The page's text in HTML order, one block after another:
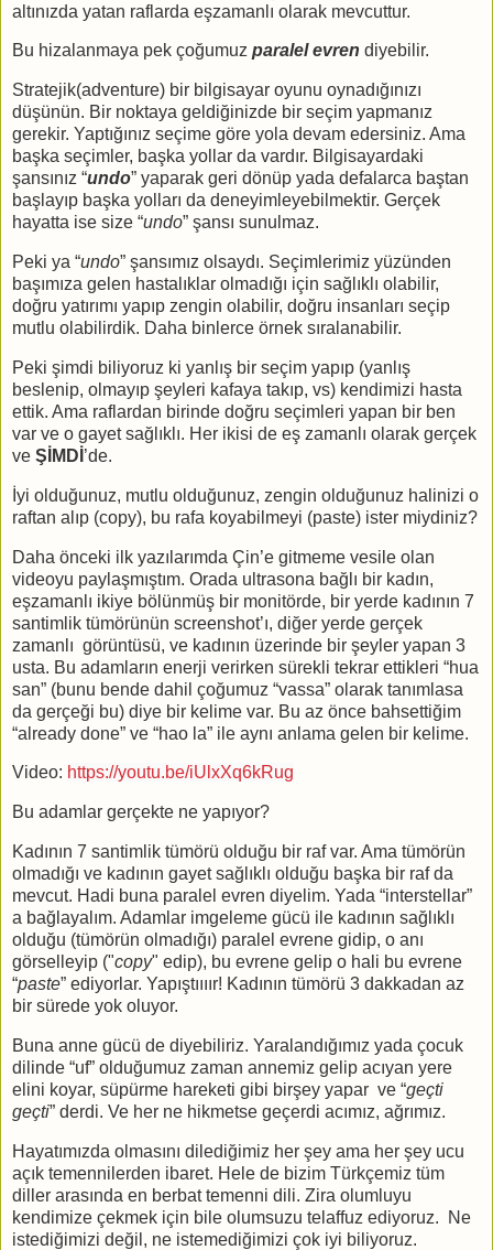
altınızda yatan raflarda eşzamanlı olarak mevcuttur.
Bu hizalanmaya pek çoğumuz paralel evren diyebilir.
Stratejik(adventure) bir bilgisayar oyunu oynadığınızı
düşünün. Bir noktaya geldiğinizde bir seçim yapmanız
gerekir. Yaptığınız seçime göre yola devam edersiniz. Ama
başka seçimler, başka yollar da vardır. Bilgisayardaki
şansınız “undo” yaparak geri dönüp yada defalarca baştan
başlayıp başka yolları da deneyimleyebilmektir. Gerçek
hayatta ise size “undo” şansı sunulmaz.
Peki ya “undo” şansımız olsaydı. Seçimlerimiz yüzünden
başımıza gelen hastalıklar olmadığı için sağlıklı olabilir,
doğru yatırımı yapıp zengin olabilir, doğru insanları seçip
mutlu olabilirdik. Daha binlerce örnek sıralanabilir.
Peki şimdi biliyoruz ki yanlış bir seçim yapıp (yanlış
beslenip, olmayıp şeyleri kafaya takıp, vs) kendimizi hasta
ettik. Ama raflardan birinde doğru seçimleri yapan bir ben
var ve o gayet sağlıklı. Her ikisi de eş zamanlı olarak gerçek
ve ŞİMDİ ’de.
İyi olduğunuz, mutlu olduğunuz, zengin olduğunuz halinizi o
raftan alıp (copy), bu rafa koyabilmeyi (paste) ister miydiniz?
Daha önceki ilk yazılarımda Çin’e gitmeme vesile olan
videoyu paylaşmıştım. Orada ultrasona bağlı bir kadın,
eşzamanlı ikiye bölünmüş bir monitörde, bir yerde kadının 7
santimlik tümörünün screenshot’ı, diğer yerde gerçek
zamanlı görüntüsü, ve kadının üzerinde bir şeyler yapan 3
usta. Bu adamların enerji verirken sürekli tekrar ettikleri “hua
san” (bunu bende dahil çoğumuz “vassa” olarak tanımlasa
da gerçeği bu) diye bir kelime var. Bu az önce bahsettiğim
“already done” ve “hao la” ile aynı anlama gelen bir kelime.
Video: https://youtu.be/iUlxXq6kRug
Bu adamlar gerçekte ne yapıyor?
Kadının 7 santimlik tümörü olduğu bir raf var. Ama tümörün
olmadığı ve kadının gayet sağlıklı olduğu başka bir raf da
mevcut. Hadi buna paralel evren diyelim. Yada “interstellar”
a bağlayalım. Adamlar imgeleme gücü ile kadının sağlıklı
olduğu (tümörün olmadığı) paralel evrene gidip, o anı
görselleyip ("copy" edip), bu evrene gelip o hali bu evrene
“paste” ediyorlar. Yapıştıııır! Kadının tümörü 3 dakkadan az
bir sürede yok oluyor.
Buna anne gücü de diyebiliriz. Yaralandığımız yada çocuk
dilinde “uf” olduğumuz zaman annemiz gelip acıyan yere
elini koyar, süpürme hareketi gibi birşey yapar ve “geçti
geçti” derdi. Ve her ne hikmetse geçerdi acımız, ağrımız.
Hayatımızda olmasını dilediğimiz her şey ama her şey ucu
açık temennilerden ibaret. Hele de bizim Türkçemiz tüm
diller arasında en berbat temenni dili. Zira olumluyu
kendimize çekmek için bile olumsuzu telaffuz ediyoruz.
Ne
istediğimizi değil, ne istemediğimizi çok iyi biliyoruz.